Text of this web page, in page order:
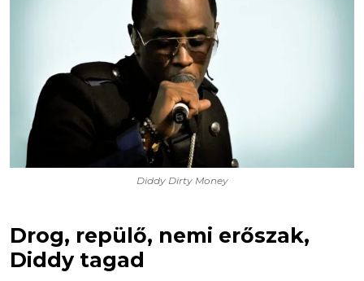
Diddy Dirty Money
Drog, repülő, nemi erőszak,
Diddy tagad